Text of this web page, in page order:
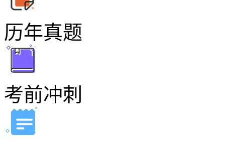
历年真题
考前冲刺